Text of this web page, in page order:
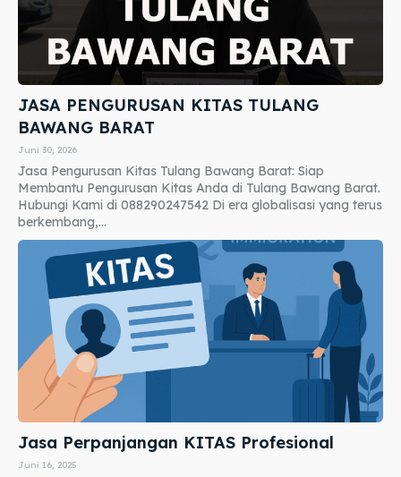
JASA PENGURUSAN KITAS TULANG
BAWANG BARAT
Juni 30, 2026
Jasa Pengurusan Kitas Tulang Bawang Barat: Siap
Membantu Pengurusan Kitas Anda di Tulang Bawang Barat.
Hubungi Kami di 088290247542 Di era globalisasi yang terus
berkembang,...
Jasa Perpanjangan KITAS Profesional
Juni 16, 2025